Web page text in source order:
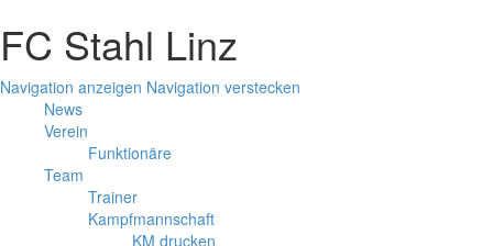
FC Stahl Linz
Navigation anzeigen Navigation verstecken
News
Verein
Funktionäre
Team
Trainer
Kampfmannschaft
KM drucken